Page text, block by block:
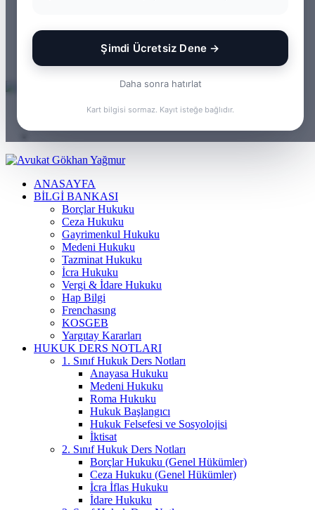
Şimdi Ücretsiz Dene →
Daha sonra hatırlat
Kart bilgisi sormaz. Kayıt isteğe bağlıdır.
Ol
Rastgele
Bölmesi
yap
ANASAYFA
BILGI BANKASI
Borçlar Hukuku
Ceza Hukuku
Gayrimenkul Hukuku
Medeni Hukuku
Tazminat Hukuku
İcra Hukuku
Vergi & İdare Hukuku
Hap Bilgi
Frenchasıng
KOSGEB
Yargıtay Kararları
HUKUK DERS NOTLARI
1. Sınıf Hukuk Ders Notları
Anayasa Hukuku
Medeni Hukuku
Roma Hukuku
Hukuk Başlangıcı
Hukuk Felsefesi ve Sosyolojisi
İktisat
2. Sınıf Hukuk Ders Notları
Borçlar Hukuku (Genel Hükümler)
Ceza Hukuku (Genel Hükümler)
İcra İflas Hukuku
İdare Hukuku